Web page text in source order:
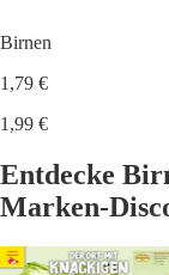
Birnen
1,79 €
1,99 €
Entdecke
Marken-